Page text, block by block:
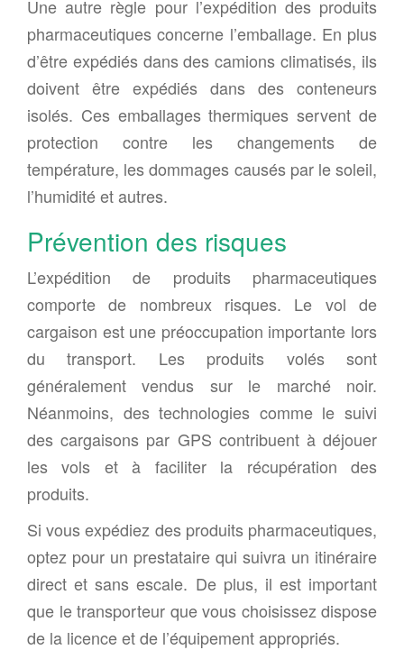
Une autre règle pour l’expédition des produits
pharmaceutiques concerne l’emballage. En plus
d’être expédiés dans des camions climatisés, ils
doivent être expédiés dans des conteneurs
isolés. Ces emballages thermiques servent de
protection contre les changements de
température, les dommages causés par le soleil,
l’humidité et autres.
Prévention des risques
L’expédition de produits pharmaceutiques
comporte de nombreux risques. Le vol de
cargaison est une préoccupation importante lors
du transport. Les produits volés sont
généralement vendus sur le marché noir.
Néanmoins, des technologies comme le suivi
des cargaisons par GPS contribuent à déjouer
les vols et à faciliter la récupération des
produits.
Si vous expédiez des produits pharmaceutiques,
optez pour un prestataire qui suivra un itinéraire
direct et sans escale. De plus, il est important
que le transporteur que vous choisissez dispose
de la licence et de l’équipement appropriés.